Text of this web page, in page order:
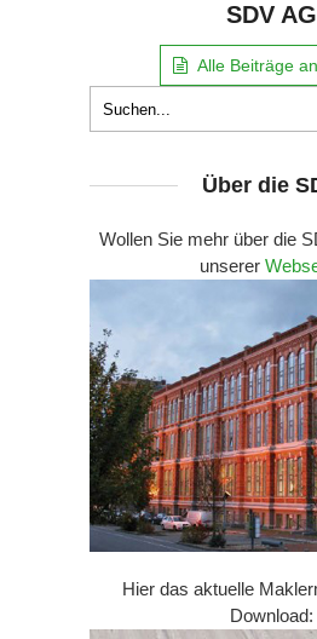
SDV AG
Alle Beiträge
Über die
Wollen Sie mehr über die
unserer
Hier das aktuelle
Download: